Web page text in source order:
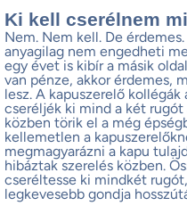
Ki kell cserélnem
Nem. Nem kell. De
anyagilag nem engedheti
egy évet is kibír a másik
van pénze, akkor érdemes,
lesz. A kapuszerelő
cseréljék ki mind a két
közben törik el a még
kellemetlen a
megmagyarázni a kapu
hibáztak szerelés közben.
cseréltesse ki mindkét
legkevesebb gondja